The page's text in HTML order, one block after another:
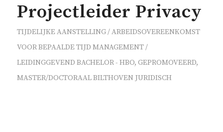
Projectleider Privacy
TIJDELIJKE AANSTELLING / ARBEIDSOVEREENKOMST
VOOR BEPAALDE TIJD MANAGEMENT /
LEIDINGGEVEND BACHELOR - HBO, GEPROMOVEERD,
MASTER/DOCTORAALBILTHOVEN JURIDISCH